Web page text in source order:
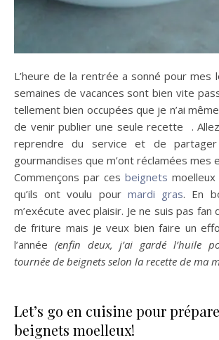
L’heure de la rentrée a sonné pour mes loulous! Ces deux
semaines de vacances sont bien vite
tellement bien occupées que je n’ai
de venir publier une seule recette .
reprendre du service et de
gourmandises que m’ont réclamées mes
Commençons par ces beignets
qu’ils ont voulu pour mardi gras. En
m’exécute avec plaisir. Je ne suis pas
de friture mais je veux bien faire un
l’année (enfin deux, j’ai gardé l’huile
tournée de beignets selon la recette de ma
Let’s go en cuisine pour
beignets moelleux!